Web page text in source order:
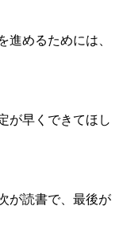
めるためには、
が早くできてほし
が読書で、最後が